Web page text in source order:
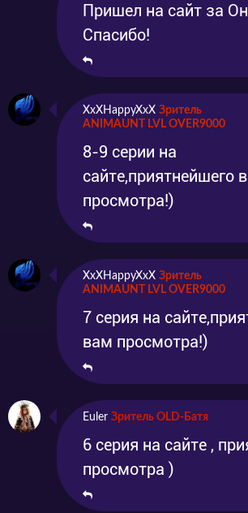
Пришел на сайт за
Спасибо!
XxXHappyXxX Зритель
ANIMAUNT LVL OVER9000
8-9 серии на
сайте,приятнейшего
просмотра!)
XxXHappyXxX Зритель
ANIMAUNT LVL OVER9000
7 серия на
вам просмотра!)
Euler Зритель OLD-Батя
6 серия на сайте ,
просмотра )